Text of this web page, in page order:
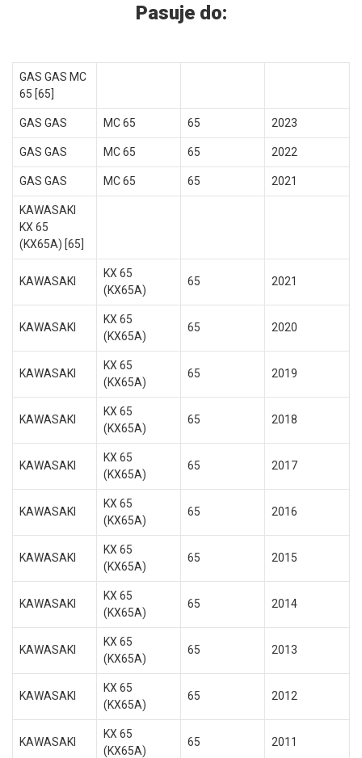
Pasuje do:
GAS GAS MC
65 [65]
GAS GAS MC 65 65 2023
GAS GAS MC 65 65 2022
GAS GAS MC 65 65 2021
KAWASAKI
KX 65
(KX65A) [65]
KAWASAKI
KX 65
(KX65A)
65 2021
KAWASAKI
KX 65
(KX65A)
65 2020
KAWASAKI
KX 65
(KX65A)
65 2019
KAWASAKI
KX 65
(KX65A)
65 2018
KAWASAKI
KX 65
(KX65A)
65 2017
KAWASAKI
KX 65
(KX65A)
65 2016
KAWASAKI
KX 65
(KX65A)
65 2015
KAWASAKI
KX 65
(KX65A)
65 2014
KAWASAKI
KX 65
(KX65A)
65 2013
KAWASAKI
KX 65
(KX65A)
65 2012
KAWASAKI
KX 65
(KX65A)
65 2011